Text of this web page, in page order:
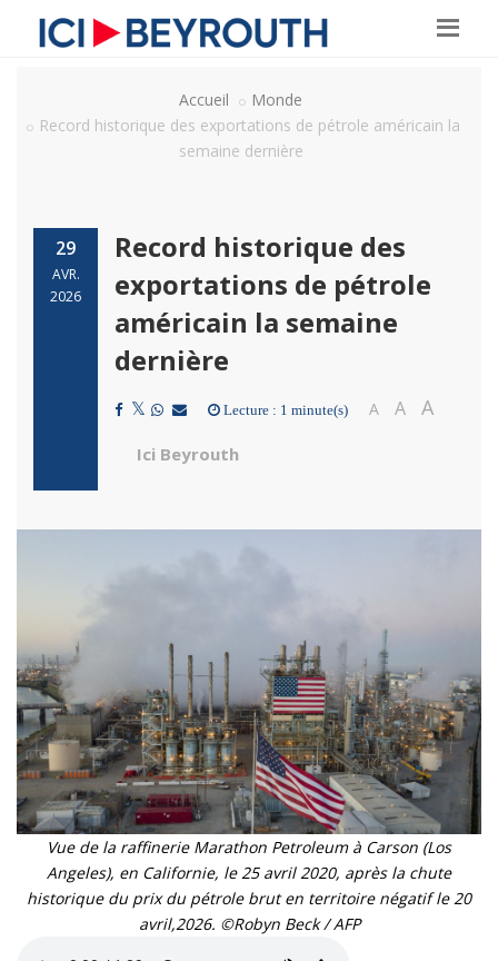
Accueil
Monde
Record historique des exportations de pétrole américain la
semaine dernière
29
AVR.
2026
Record historique des
exportations de pétrole
américain la semaine
dernière
Lecture : 1 minute(s) A A A
Ici Beyrouth
Vue de la raffinerie Marathon Petroleum à Carson (Los
Angeles), en Californie, le 25 avril 2020, après la chute
historique du prix du pétrole brut en territoire négatif le 20
avril,2026. ©Robyn Beck / AFP